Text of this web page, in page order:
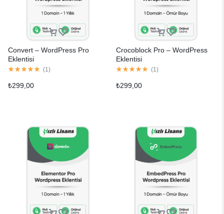
Convert – WordPress Pro
Eklentisi
(1 )
₺299,00
Crocoblock Pro – WordPress
Eklentisi
(1 )
₺299,00